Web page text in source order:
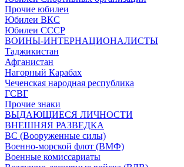
Прочие юбилеи
Юбилеи ВКС
Юбилеи СССР
ВОИНЫ-ИНТЕРНАЦИОНАЛИСТЫ
Таджикистан
Афганистан
Нагорный Карабах
Чеченская народная республика
ГСВГ
Прочие знаки
ВЫДАЮЩИЕСЯ ЛИЧНОСТИ
ВНЕШНЯЯ РАЗВЕДКА
ВС (Вооруженные силы)
Военно-морской флот (ВМФ)
Военные комиссариаты